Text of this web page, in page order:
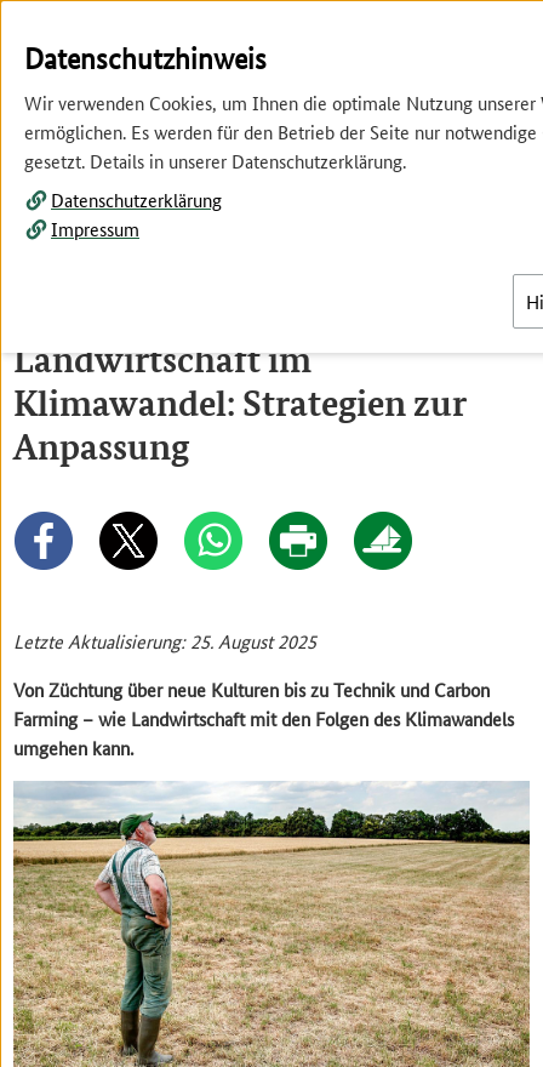
Springe
Hauptnavigation
Springe
Inhalt
Landwirtschaft im
Klimawandel: Strategien zur
Anpassung
Letzte Aktualisierung: 25. August 2025
Von Züchtung über neue Kulturen bis zu Technik und Carbon
Farming – wie Landwirtschaft mit den Folgen des Klimawandels
umgehen kann.
Datenschutzhinweis
Wir verwenden Cookies, um Ihnen die optimale Nutzung unserer
ermöglichen. Es werden für den Betrieb der Seite nur notwendige
gesetzt. Details in unserer Datenschutzerklärung.
Datenschutzerklärung
Impressum